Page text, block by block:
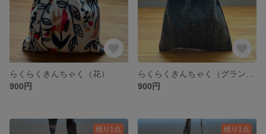
らくらくきんちゃく（花）
900円
900円
残り1点 残り1点